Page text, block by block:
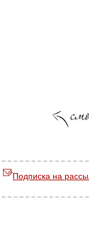
Подписка на